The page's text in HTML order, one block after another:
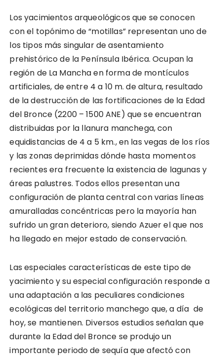
Los yacimientos arqueológicos que se conocen
con el topónimo de “motillas” representan uno de
los tipos más singular de asentamiento
prehistórico de la Península Ibérica. Ocupan la
región de La Mancha en forma de montículos
artificiales, de entre 4 a 10 m. de altura, resultado
de la destrucción de las fortificaciones de la Edad
del Bronce (2200 – 1500 ANE) que se encuentran
distribuidas por la llanura manchega, con
equidistancias de 4 a 5 km., en las vegas de los ríos
y las zonas deprimidas dónde hasta momentos
recientes era frecuente la existencia de lagunas y
áreas palustres. Todos ellos presentan una
configuración de planta central con varias líneas
amuralladas concéntricas pero la mayoría han
sufrido un gran deterioro, siendo Azuer el que nos
ha llegado en mejor estado de conservación.
Las especiales características de este tipo de
yacimiento y su especial configuración responde a
una adaptación a las peculiares condiciones
ecológicas del territorio manchego que, a día de
hoy, se mantienen. Diversos estudios señalan que
durante la Edad del Bronce se produjo un
importante periodo de sequía que afectó con